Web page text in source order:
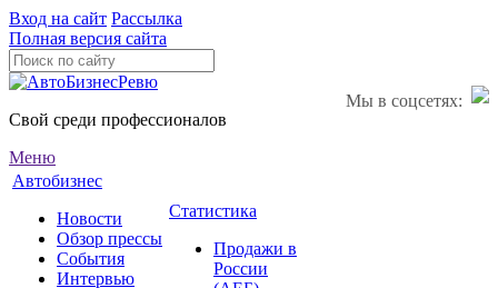
Вход на сайт Рассылка
Полная версия сайта
Мы в соцсетях:
Свой среди профессионалов
Меню
Автобизнес
Новости
Обзор прессы
События
Интервью
Статистика
Продажи в
России